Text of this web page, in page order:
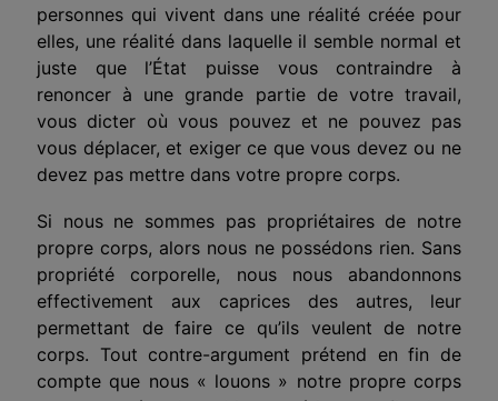
personnes qui vivent dans une réalité créée pour
elles, une réalité dans laquelle il semble normal et
juste que l’État puisse vous contraindre à
renoncer à une grande partie de votre travail,
vous dicter où vous pouvez et ne pouvez pas
vous déplacer, et exiger ce que vous devez ou ne
devez pas mettre dans votre propre corps.
Si nous ne sommes pas propriétaires de notre
propre corps, alors nous ne possédons rien. Sans
propriété corporelle, nous nous abandonnons
effectivement aux caprices des autres, leur
permettant de faire ce qu’ils veulent de notre
corps. Tout contre-argument prétend en fin de
compte que nous « louons » notre propre corps